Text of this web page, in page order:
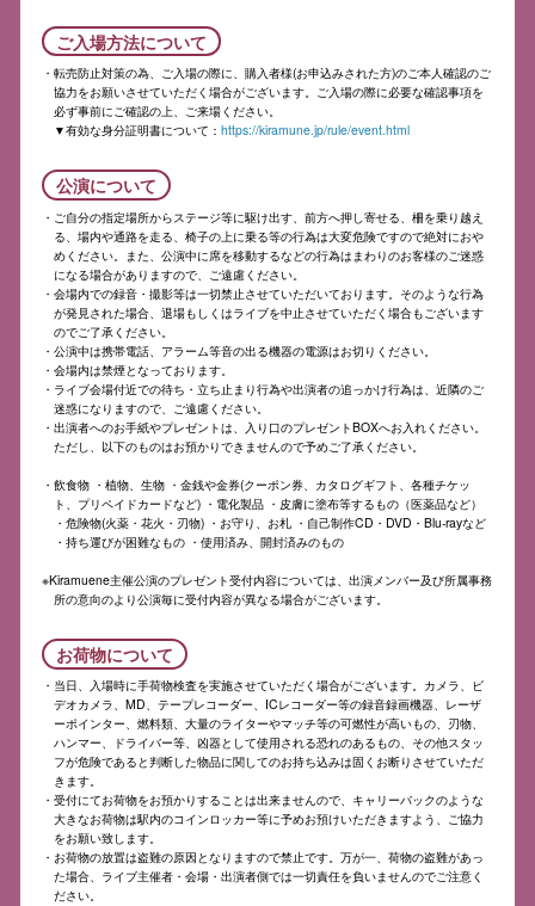
ご入場方法について
転売防止対策の為、ご入場の際に、購入者様(お申込みされた方)のご本人確認のご
協力をお願いさせていただく場合がございます。ご入場の際に必要な確認事項を
必ず事前にご確認の上、ご来場ください。
▼有効な身分証明書について：https://kiramune.jp/rule/event.html
公演について
ご自分の指定場所からステージ等に駆け出す、前方へ押し寄せる、柵を乗り越え
る、場内や通路を走る、椅子の上に乗る等の行為は大変危険ですので絶対におや
めください。また、公演中に席を移動するなどの行為はまわりのお客様のご迷惑
になる場合がありますので、ご遠慮ください。
会場内での録音・撮影等は一切禁止させていただいております。そのような行為
が発見された場合、退場もしくはライブを中止させていただく場合もございます
のでご了承ください。
公演中は携帯電話、アラーム等音の出る機器の電源はお切りください。
会場内は禁煙となっております。
ライブ会場付近での待ち・立ち止まり行為や出演者の追っかけ行為は、近隣のご
迷惑になりますので、ご遠慮ください。
出演者へのお手紙やプレゼントは、入り口のプレゼントBOXへお入れください。
ただし、以下のものはお預かりできませんので予めご了承ください。
・飲食物 ・植物、生物 ・金銭や金券(クーポン券、カタログギフト、各種チケッ
ト、プリペイドカードなど) ・電化製品 ・皮膚に塗布等するもの（医薬品など）
・危険物(火薬・花火・刃物) ・お守り、お札 ・自己制作CD・DVD・Blu-rayなど
・持ち運びが困難なもの ・使用済み、開封済みのもの
※Kiramuene主催公演のプレゼント受付内容については、出演メンバー及び所属事務
所の意向のより公演毎に受付内容が異なる場合がございます。
お荷物について
当日、入場時に手荷物検査を実施させていただく場合がございます。カメラ、ビ
デオカメラ、MD、テープレコーダー、ICレコーダー等の録音録画機器、レーザ
ーポインター、燃料類、大量のライターやマッチ等の可燃性が高いもの、刃物、
ハンマー、ドライバー等、凶器として使用される恐れのあるもの、その他スタッ
フが危険であると判断した物品に関してのお持ち込みは固くお断りさせていただ
きます。
受付にてお荷物をお預かりすることは出来ませんので、キャリーバックのような
大きなお荷物は駅内のコインロッカー等に予めお預けいただきますよう、ご協力
をお願い致します。
お荷物の放置は盗難の原因となりますので禁止です。万が一、荷物の盗難があっ
た場合、ライブ主催者・会場・出演者側では一切責任を負いませんのでご注意く
ださい。